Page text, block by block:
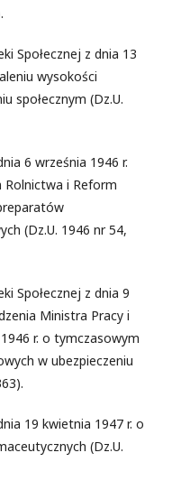
Społecznej z dnia 13
wysokości
społecznym (Dz.U.
6 września 1946 r.
i Reform
(Dz.U. 1946 nr 54,
Społecznej z dnia 9
Ministra Pracy i
r. o tymczasowym
w ubezpieczeniu
19 kwietnia 1947 r. o
(Dz.U.